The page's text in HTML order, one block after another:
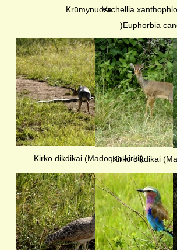
KrūmynuoseVachellia
)Euphorbia
Kirko dikdikai (Madoqua kirkii)
Kirko dikdikai